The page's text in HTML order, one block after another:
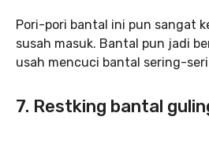
Pori-pori bantal ini pun sangat
susah masuk. Bantal pun jadi
usah mencuci bantal sering-
7. Restking bantal